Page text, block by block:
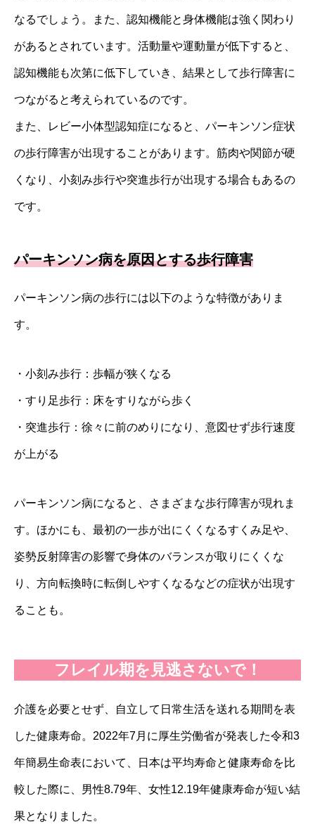
なるでしょう。また、認知機能と身体機能は強く関わり
があるとされています。活動量や運動量が低下すると、
認知機能も次第に低下していき、結果として歩行障害に
つながると考えられているのです。
また、レビー小体型認知症になると、パーキンソン症状
の歩行障害が出現することがあります。筋肉や関節が硬
くなり、小刻み歩行や突進歩行が出現する場合もあるの
です。
パーキンソン病を原因とする歩行障害
パーキンソン病の歩行には以下のような特徴がありま
す。
・小刻み歩行：歩幅が狭くなる
・すり足歩行：床をすりながら歩く
・突進歩行：徐々に前のめりになり、意図せず歩行速度
が上がる
パーキンソン病になると、さまざまな歩行障害が現れま
す。ほかにも、最初の一歩が出にくくなるすくみ足や、
姿勢反射障害の影響で身体のバランスが取りにくくな
り、方向転換時に転倒しやすくなるなどの症状が出現す
ることも。
フレイル期を見逃さないで！
介護を必要とせず、自立して日常生活を送れる期間を表
した健康寿命。2022年7月に厚生労働省が発表した令和3
年簡易生命表において、日本は平均寿命と健康寿命を比
較した際に、男性8.79年、女性12.19年健康寿命が短い結
果となりました。